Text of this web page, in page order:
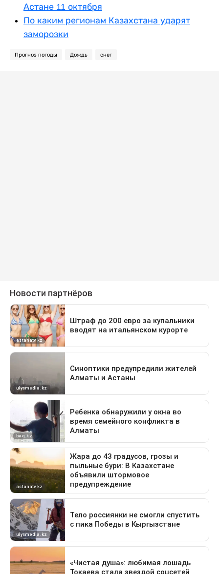
Астане 11 октября
По каким регионам Казахстана ударят
заморозки
Прогноз погоды Дождь снег